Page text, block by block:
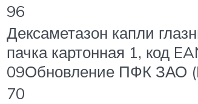
96
Дексаметазон капли
пачка картонная 1, код
09Обновление ПФК ЗАО
70